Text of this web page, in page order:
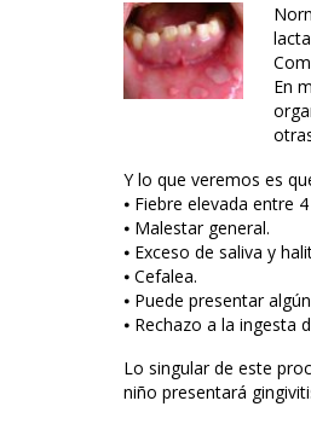
En
Y lo que veremos es
⦁ Fiebre elevada entre
⦁ Malestar general.
⦁ Exceso de saliva y
⦁ Cefalea.
⦁ Puede presentar
⦁ Rechazo a la ingesta
Lo singular de este
niño presentará